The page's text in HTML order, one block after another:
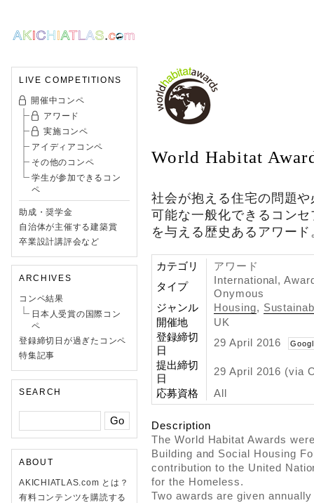
LIVE COMPETITIONS
開催中コンペ
アワード
実施コンペ
アイディアコンペ
その他のコンペ
学生が参加できるコン
ペ
助成・奨学金
自治体が主催する建築賞
卒業設計講評会など
ARCHIVES
コンペ結果
日本人受賞の国際コン
ペ
登録締切日が過ぎたコンペ
特集記事
SEARCH
ABOUT
AKICHIATLAS.com とは？
有料コンテンツを購読する
World Habitat
社会が抱える住宅の問題
可能な一般化できるコン
を与える歴史あるアワード
カテゴリ
アワード
タイプ
International,
Onymous
ジャンル
Housing,
開催地
UK
登録締切
日
29 April 2016
提出締切
日
29 April 2016 (via
応募資格
All
Description
The World Habitat Awards
Building and Social Housing
contribution to the United
for the Homeless.
Two awards are given